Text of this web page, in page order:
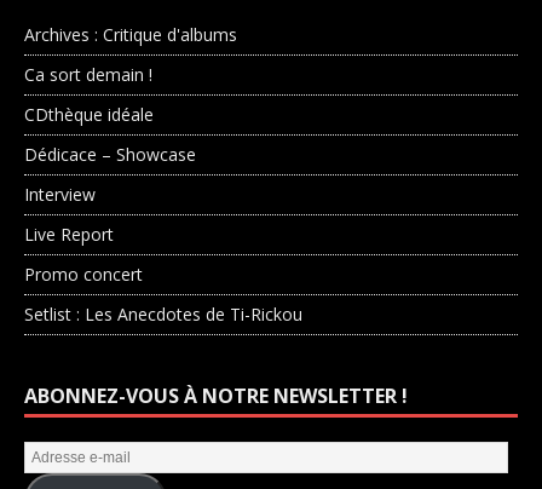
Archives : Critique d'albums
Ca sort demain !
CDthèque idéale
Dédicace – Showcase
Interview
Live Report
Promo concert
Setlist : Les Anecdotes de Ti-Rickou
ABONNEZ-VOUS À NOTRE NEWSLETTER !